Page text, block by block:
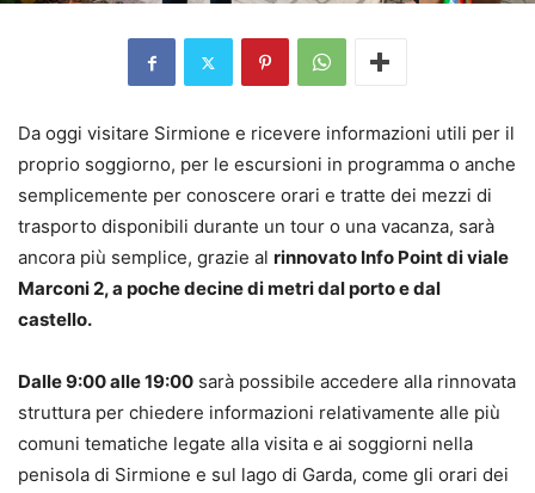
Da oggi visitare Sirmione e ricevere informazioni utili per il
proprio soggiorno, per le escursioni in programma o anche
semplicemente per conoscere orari e tratte dei mezzi di
trasporto disponibili durante un tour o una vacanza, sarà
ancora più semplice, grazie al rinnovato Info Point di viale
Marconi 2, a poche decine di metri dal porto e dal
castello.
Dalle 9:00 alle 19:00 sarà possibile accedere alla rinnovata
struttura per chiedere informazioni relativamente alle più
comuni tematiche legate alla visita e ai soggiorni nella
penisola di Sirmione e sul lago di Garda, come gli orari dei